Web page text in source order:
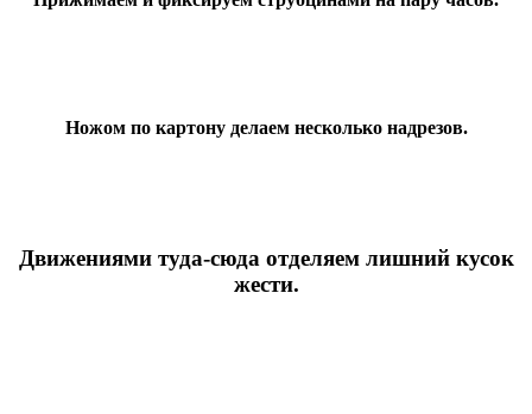
Ножом по картону делаем несколько надрезов.
Движениями туда-сюда отделяем лишний кусок
жести.